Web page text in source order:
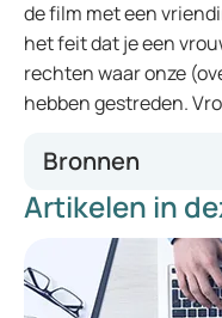
de film met een
het feit dat je een
rechten waar onze
hebben gestreden.
Bronnen
https://
Artikelen in